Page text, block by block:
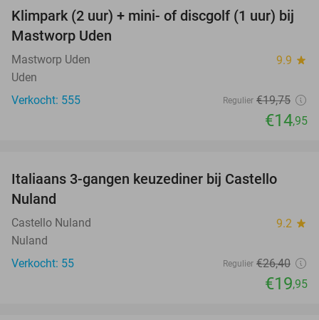
24%
Klimpark (2 uur) + mini- of discgolf (1 uur) bij
Mastworp Uden
Mastworp Uden 9.9 star
Uden
Verkocht: 555
Regulier €19,75
€14,95
24%
Italiaans 3-gangen keuzediner bij Castello
Nuland
Castello Nuland 9.2 star
Nuland
Verkocht: 55
Regulier €26,40
€19,95